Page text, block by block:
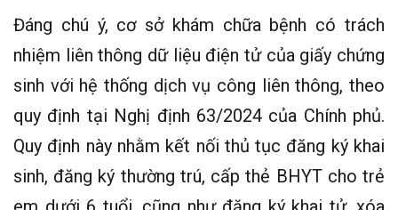
Đáng chú ý, cơ sở khám chữa bệnh có trách
nhiệm liên thông dữ liệu điện tử của giấy chứng
sinh với hệ thống dịch vụ công liên thông, theo
quy định tại Nghị định 63/2024 của Chính phủ.
Quy định này nhằm kết nối thủ tục đăng ký khai
sinh, đăng ký thường trú, cấp thẻ BHYT cho trẻ